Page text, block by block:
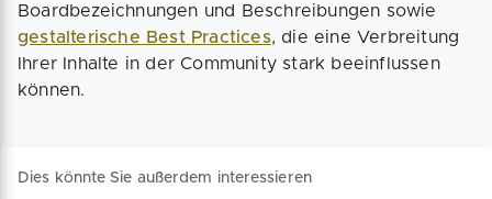
Boardbezeichnungen und Beschreibungen sowie
gestalterische Best Practices, die eine Verbreitung
Ihrer Inhalte in der Community stark beeinflussen
können.
Dies könnte Sie außerdem interessieren